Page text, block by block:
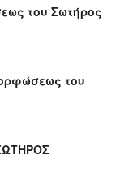
του Σωτήρος
του